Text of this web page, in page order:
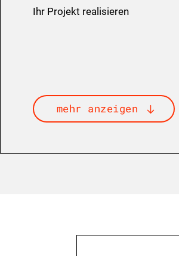
Ihr Projekt realisieren